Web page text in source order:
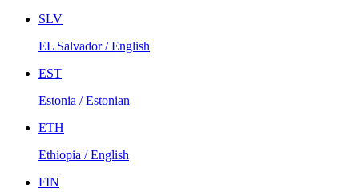
SLV
EL Salvador / English
EST
Estonia / Estonian
ETH
Ethiopia / English
FIN